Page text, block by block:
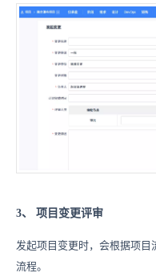
3、 项目变更评审
发起项目变更时，会根据项
流程。